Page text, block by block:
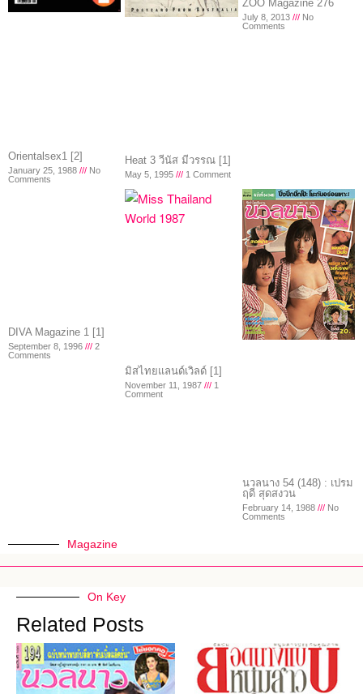
Orientalsex1 [2]
January 25, 1988
No
Comments
Heat 3 วีนัส มีวรรณ [1]
May 5, 1995 1 Comment
ZOO Magazine 276
July 8, 2013
No
Comments
DIVA Magazine 1 [1]
September 8, 1996
2
Comments
มิสไทยแลนด์เวิลด์ [1]
November 11, 1987
1
Comment
นวลนาง 54 (148) : เปรม
ฤดี สุดสงวน
February 14, 1988
No
Comments
Magazine
On Key
Related Posts